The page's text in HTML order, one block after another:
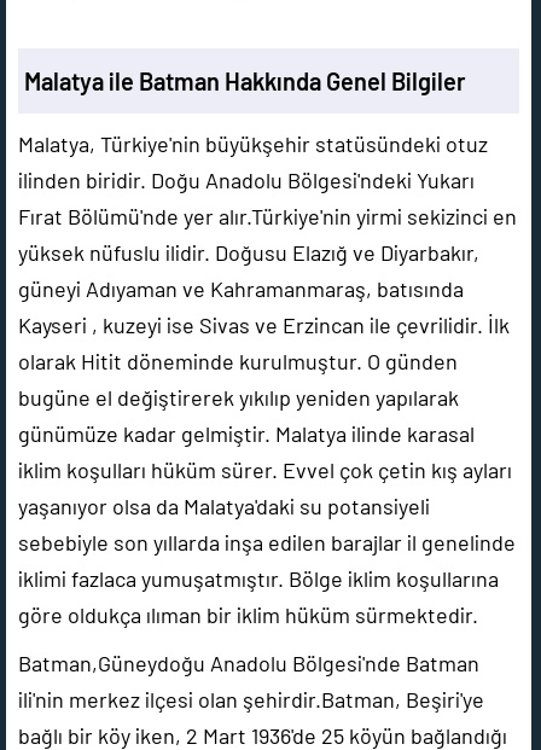
Malatya ile Batman Hakkında Genel Bilgiler
Malatya, Türkiye'nin büyükşehir statüsündeki otuz
ilinden biridir. Doğu Anadolu Bölgesi'ndeki Yukarı
Fırat Bölümü'nde yer alır.Türkiye'nin yirmi sekizinci en
yüksek nüfuslu ilidir. Doğusu Elazığ ve Diyarbakır,
güneyi Adıyaman ve Kahramanmaraş, batısında
Kayseri , kuzeyi ise Sivas ve Erzincan ile çevrilidir. İlk
olarak Hitit döneminde kurulmuştur. O günden
bugüne el değiştirerek yıkılıp yeniden yapılarak
günümüze kadar gelmiştir. Malatya ilinde karasal
iklim koşulları hüküm sürer. Evvel çok çetin kış ayları
yaşanıyor olsa da Malatya'daki su potansiyeli
sebebiyle son yıllarda inşa edilen barajlar il genelinde
iklimi fazlaca yumuşatmıştır. Bölge iklim koşullarına
göre oldukça ılıman bir iklim hüküm sürmektedir.
Batman,Güneydoğu Anadolu Bölgesi'nde Batman
ili'nin merkez ilçesi olan şehirdir.Batman, Beşiri'ye
bağlı bir köy iken, 2 Mart 1936'de 25 köyün bağlandığı